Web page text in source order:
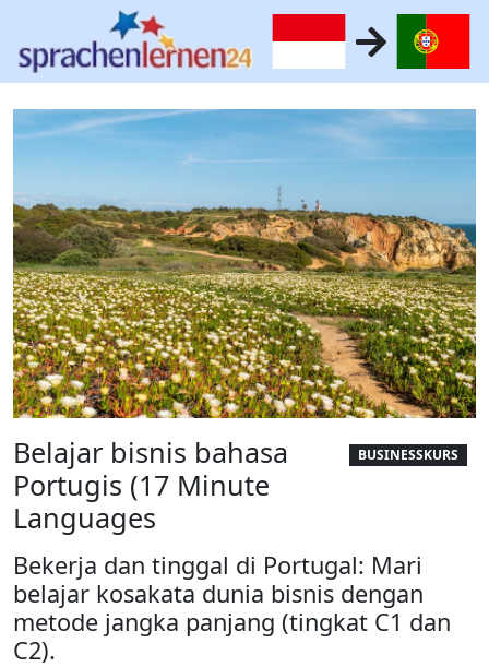
BUSINESSKURS
Belajar bisnis bahasa
Portugis (17 Minute
Languages
Bekerja dan tinggal di Portugal: Mari
belajar kosakata dunia bisnis dengan
metode jangka panjang (tingkat C1 dan
C2).